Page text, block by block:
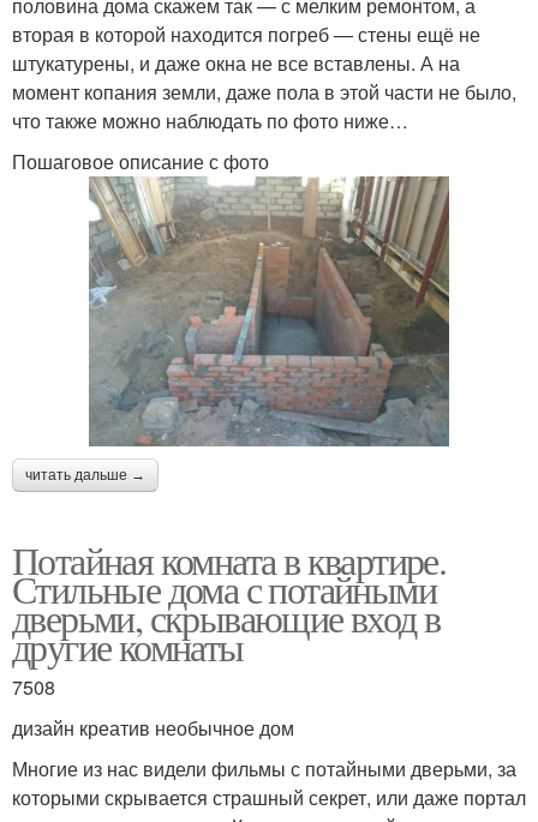
половина дома скажем так — с мелким ремонтом, а
вторая в которой находится погреб — стены ещё не
штукатурены, и даже окна не все вставлены. А на
момент копания земли, даже пола в этой части не было,
что также можно наблюдать по фото ниже…
Пошаговое описание с фото
читать дальше →
Потайная комната в квартире.
Стильные дома с потайными
дверьми, скрывающие вход в
другие комнаты
7508
дизайн креатив необычное дом
Многие из нас видели фильмы с потайными дверьми, за
которыми скрывается страшный секрет, или даже портал